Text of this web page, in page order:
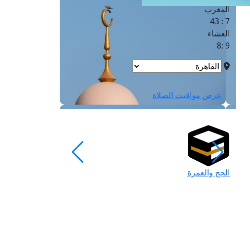
المغرب
7 : 43
العشاء
9 :8
عرض مواقيت الصلاة
الحج والعمرة